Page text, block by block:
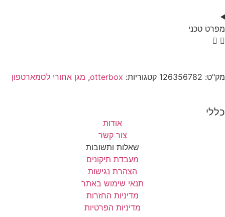
מפרט טכני
מק"ט: 126356782 קטגוריות: otterbox
, מגן אחורי לסמארטפון
כללי
אודות
צור קשר
שאלות ותשובות
מעבדת תיקונים
הצהרת נגישות
תנאי שימוש באתר
מדיניות החזרות
מדיניות הפרטיות